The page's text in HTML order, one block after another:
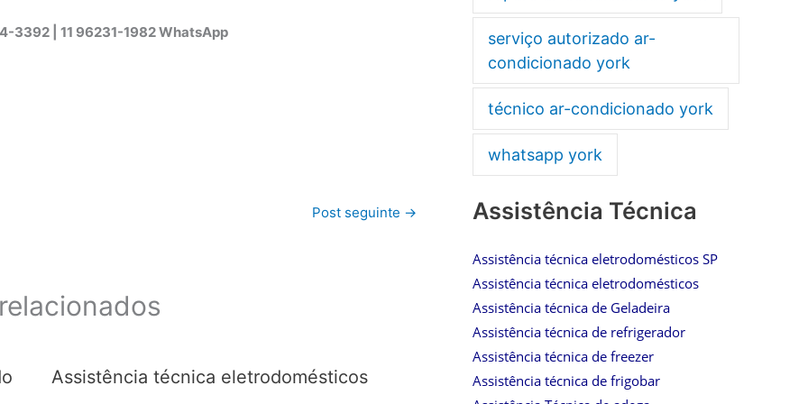
3392 | 11 96231-1982 WhatsApp
Post seguinte →
Assistência técnica eletrodomésticos
serviço autorizado ar-
condicionado york
técnico ar-condicionado york
whatsapp york
Assistência Técnica
Assistência técnica eletrodomésticos SP
Assistência técnica eletrodomésticos
Assistência técnica de Geladeira
Assistência técnica de refrigerador
Assistência técnica de freezer
Assistência técnica de frigobar